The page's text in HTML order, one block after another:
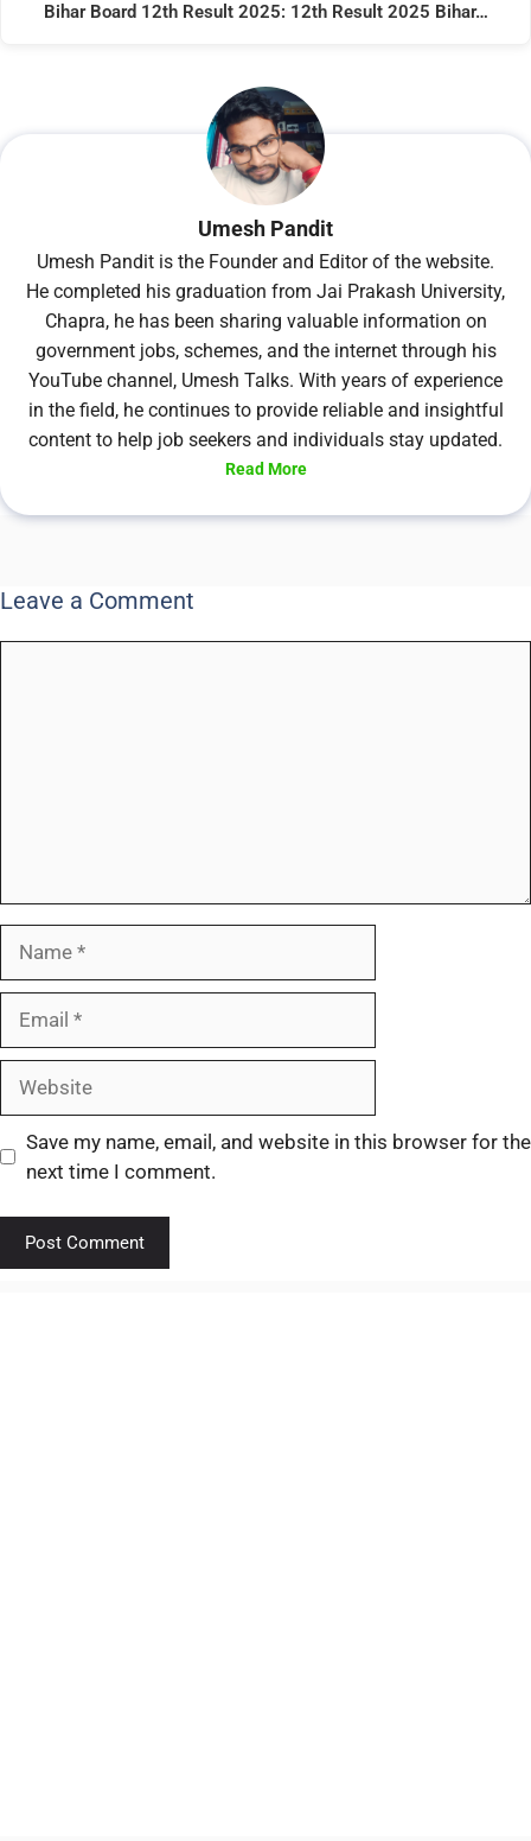
Bihar Board 12th Result 2025: 12th Result 2025 Bihar…
Umesh Pandit
Umesh Pandit is the Founder and Editor of the website.
He completed his graduation from Jai Prakash University,
Chapra, he has been sharing valuable information on
government jobs, schemes, and the internet through his
YouTube channel, Umesh Talks. With years of experience
in the field, he continues to provide reliable and insightful
content to help job seekers and individuals stay updated.
Read More
Leave a Comment
Save my name, email, and website in this browser for the
next time I comment.